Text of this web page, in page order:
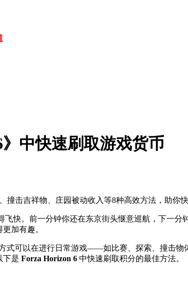
中快速刷取游戏货币
撞击吉祥物、庄园被动收入等8种高效方法，助你
飞快。前一分钟你还在东京街头惬意巡航，下一
加有趣。
式可以在进行日常游戏——如比赛、探索、撞击
下是 Forza Horizon 6 中快速刷取积分的最佳方法。